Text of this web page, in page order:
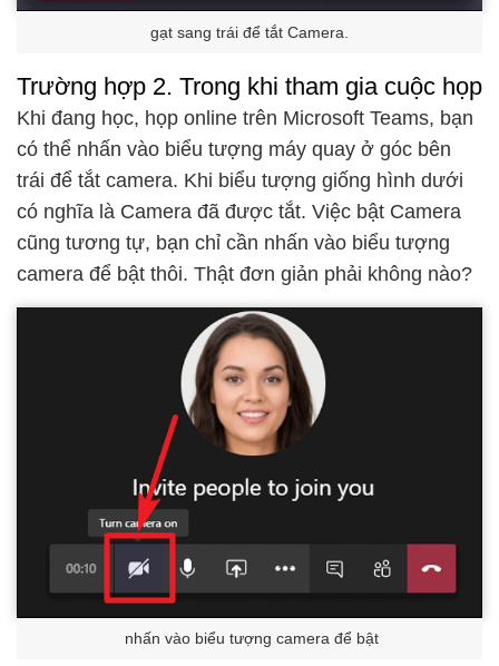
gạt sang trái để tắt Camera.
Trường hợp 2. Trong khi tham gia cuộc họp
Khi đang học, họp online trên Microsoft Teams, bạn
có thể nhấn vào biểu tượng máy quay ở góc bên
trái để tắt camera. Khi biểu tượng giống hình dưới
có nghĩa là Camera đã được tắt. Việc bật Camera
cũng tương tự, bạn chỉ cần nhấn vào biểu tượng
camera để bật thôi. Thật đơn giản phải không nào?
nhấn vào biểu tượng camera để bật